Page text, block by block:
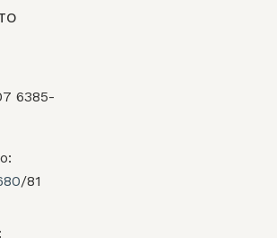
/81